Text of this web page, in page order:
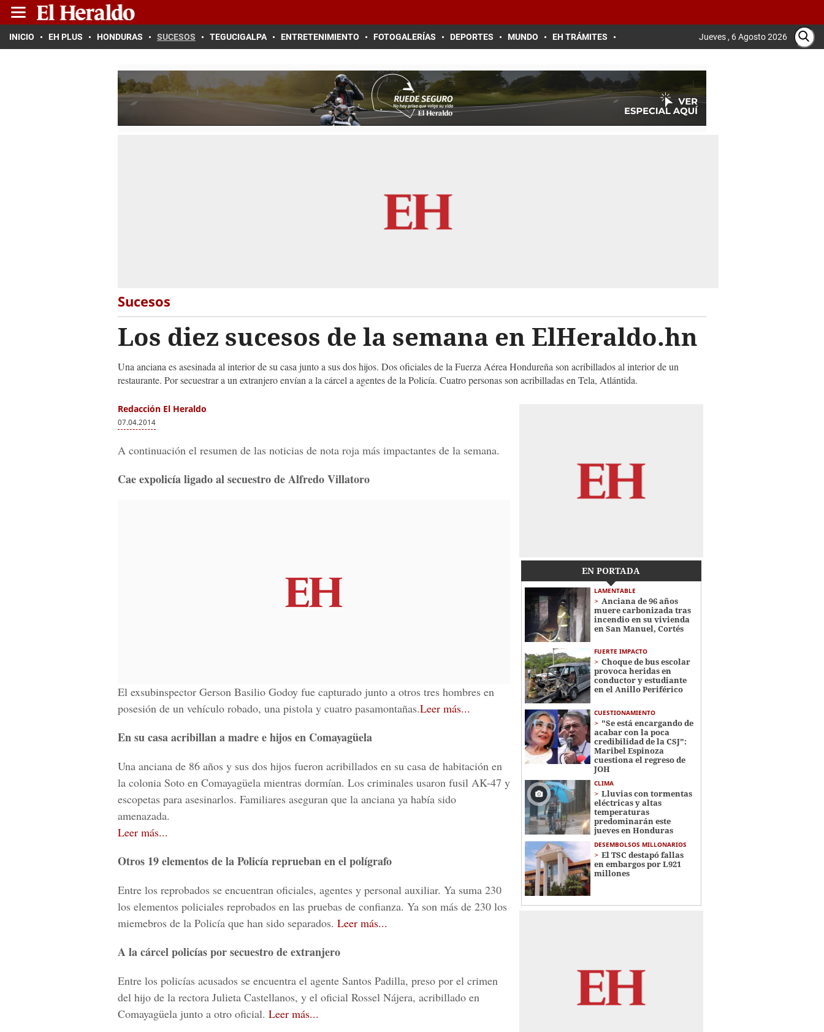
INICIO EH PLUS HONDURAS SUCESOS TEGUCIGALPA ENTRETENIMIENTO FOTOGALERÍAS DEPORTES MUNDO EH TRÁMITES Jueves , 6 Agosto 2026
Sucesos
Los diez sucesos de la semana en ElHeraldo.hn
Una anciana es asesinada al interior de su casa junto a sus dos hijos. Dos oficiales de la Fuerza Aérea Hondureña son acribillados al interior de un
restaurante. Por secuestrar a un extranjero envían a la cárcel a agentes de la Policía. Cuatro personas son acribilladas en Tela, Atlántida.
Redacción El Heraldo
07.04.2014
A continuación el resumen de las noticias de nota roja más impactantes de la semana.
Cae expolicía ligado al secuestro de Alfredo Villatoro
El exsubinspector Gerson Basilio Godoy fue capturado junto a otros tres hombres en
posesión de un vehículo robado, una pistola y cuatro pasamontañas.Leer más...
En su casa acribillan a madre e hijos en Comayagüela
Una anciana de 86 años y sus dos hijos fueron acribillados en su casa de habitación en
la colonia Soto en Comayagüela mientras dormían. Los criminales usaron fusil AK-47 y
escopetas para asesinarlos. Familiares aseguran que la anciana ya había sido
amenazada.
Leer más...
Otros 19 elementos de la Policía reprueban en el polígrafo
Entre los reprobados se encuentran oficiales, agentes y personal auxiliar. Ya suma 230
los elementos policiales reprobados en las pruebas de confianza. Ya son más de 230 los
miemebros de la Policía que han sido separados. Leer más...
A la cárcel policías por secuestro de extranjero
Entre los policías acusados se encuentra el agente Santos Padilla, preso por el crimen
del hijo de la rectora Julieta Castellanos, y el oficial Rossel Nájera, acribillado en
Comayagüela junto a otro oficial. Leer más...
EN PORTADA
LAMENTABLE
Anciana de 96 años
muere carbonizada tras
incendio en su vivienda
en San Manuel, Cortés
FUERTE IMPACTO
Choque de bus escolar
provoca heridas en
conductor y estudiante
en el Anillo Periférico
CUESTIONAMIENTO
"Se está encargando de
acabar con la poca
credibilidad de la CSJ":
Maribel Espinoza
cuestiona el regreso de
JOH
CLIMA
Lluvias con tormentas
eléctricas y altas
temperaturas
predominarán este
jueves en Honduras
DESEMBOLSOS MILLONARIOS
El TSC destapó fallas
en embargos por L921
millones